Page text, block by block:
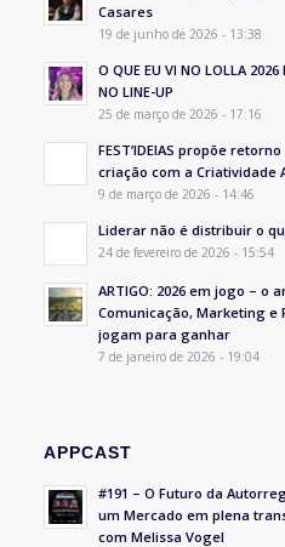
Casares
19 de junho de 2026 - 13:38
O QUE EU VI NO LOLLA 2026
NO LINE-UP
25 de março de 2026 - 17:16
FEST’IDEIAS propõe
criação com a Criatividade
9 de março de 2026 - 14:46
Liderar não é distribuir o
24 de fevereiro de 2026 - 15:54
ARTIGO: 2026 em jogo – o
Comunicação, Marketing e
jogam para ganhar
7 de janeiro de 2026 - 19:04
APPCAST
#191 – O Futuro da
um Mercado em plena
com Melissa Vogel